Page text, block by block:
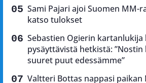
Sami Pajari ajoi Suomen MM-
katso tulokset
Sebastien Ogierin kartanlukija
pysäyttävistä hetkistä: ”Nostin
suuret puut edessämme”
Valtteri Bottas nappasi paikan